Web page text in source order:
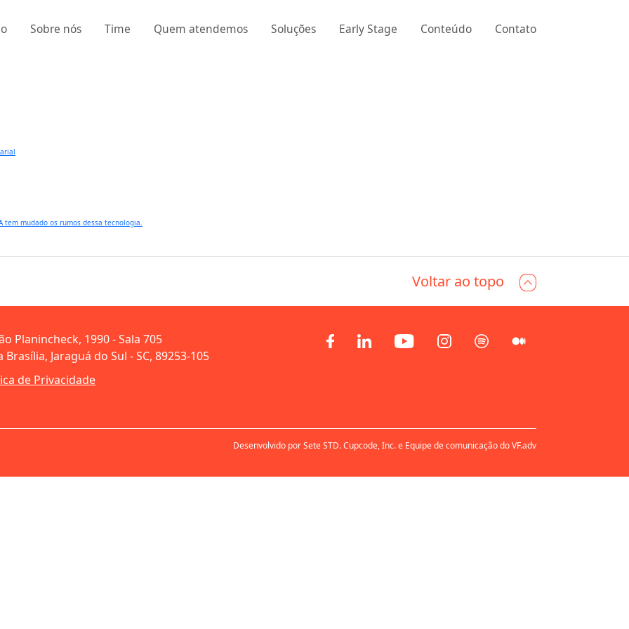
Sobre nós Time Quem atendemos Soluções Early Stage Conteúdo Contato
tem mudado os rumos dessa tecnologia.
Voltar ao topo
Planincheck, 1990 - Sala 705
Brasília, Jaraguá do Sul - SC, 89253-105
de Privacidade
Desenvolvido por Sete STD. Cupcode, Inc. e Equipe de comunicação do VF.adv